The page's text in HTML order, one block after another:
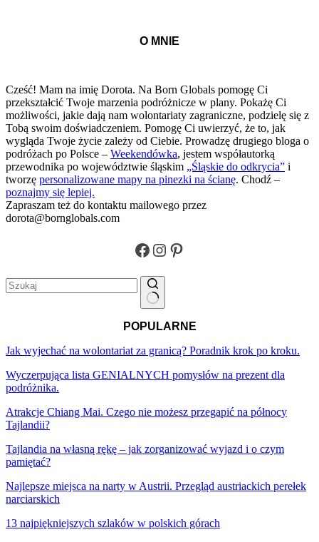
O MNIE
Cześć! Mam na imię Dorota. Na Born Globals pomogę Ci
przekształcić Twoje marzenia podróżnicze w plany. Pokażę Ci
możliwości, jakie dają nam wolontariaty zagraniczne, podzielę się z
Tobą swoim doświadczeniem. Pomogę Ci uwierzyć, że to, jak
wygląda Twoje życie zależy od Ciebie. Prowadzę drugiego bloga o
podróżach po Polsce – Weekendówka, jestem współautorką
przewodnika po województwie śląskim „Śląskie do odkrycia” i
tworzę personalizowane mapy na pinezki na ścianę. Chodź –
poznajmy się lepiej.
Zapraszam też do kontaktu mailowego przez
dorota@bornglobals.com
Facebook
Instagram
Pinterest
POPULARNE
Jak wyjechać na wolontariat za granicą? Poradnik krok po kroku.
Wyczerpująca lista GENIALNYCH pomysłów na prezent dla
podróżnika.
Atrakcje Chiang Mai. Czego nie możesz przegapić na północy
Tajlandii?
Tajlandia na własną rękę – jak zorganizować wyjazd i o czym
pamiętać?
Najlepsze miejsca na narty w Austrii. Przegląd austriackich perełek
narciarskich
13 najpiękniejszych szlaków w polskich górach